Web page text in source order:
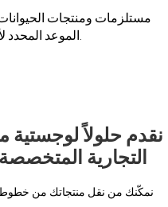
مستلزمات ومنتجات الحيوانات
الموعد المحدد لأطعمة وإكسسوارات الحيوانات الأليفة.
نقدم حلولاً لوجستية
التجارية المتخصصة
نمكّنك من نقل منتجاتك من خطوط